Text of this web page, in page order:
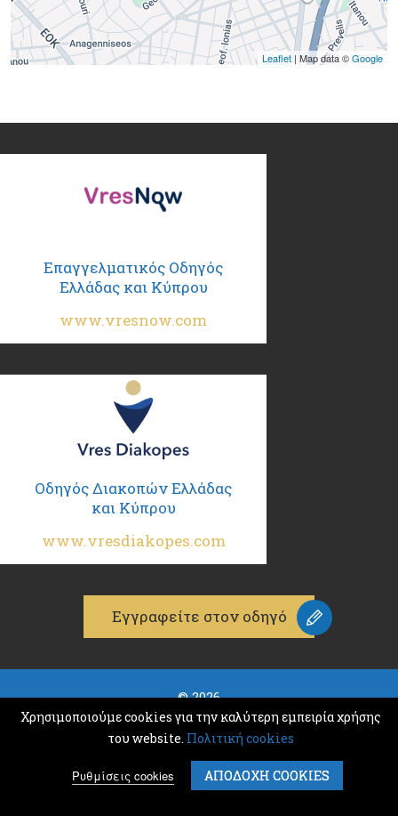
Leaflet | Map data ©Google
Επαγγελματικός Οδηγός
Ελλάδας και Κύπρου
www.vresnow.com
Οδηγός Διακοπών Ελλάδας
και Κύπρου
www.vresdiakopes.com
Εγγραφείτε στον οδηγό
© 2026
K & M ADVERTISING
ΑΡΙΘΜΟΣ Γ.Ε.Μ.Η.: 132386501000
Όροι & Προϋποθέσεις
Χρησιμοποιούμε cookies για την καλύτερη εμπειρία χρήσης
του website. Πολιτική cookies
Ρυθμίσεις cookies ΑΠΟΔΟΧΗ COOKIES